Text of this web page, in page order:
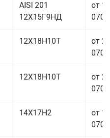
AISI 201
12Х15Г9НД
от
12Х18Н10Т
от
12Х18Н10Т
от
14Х17Н2
от